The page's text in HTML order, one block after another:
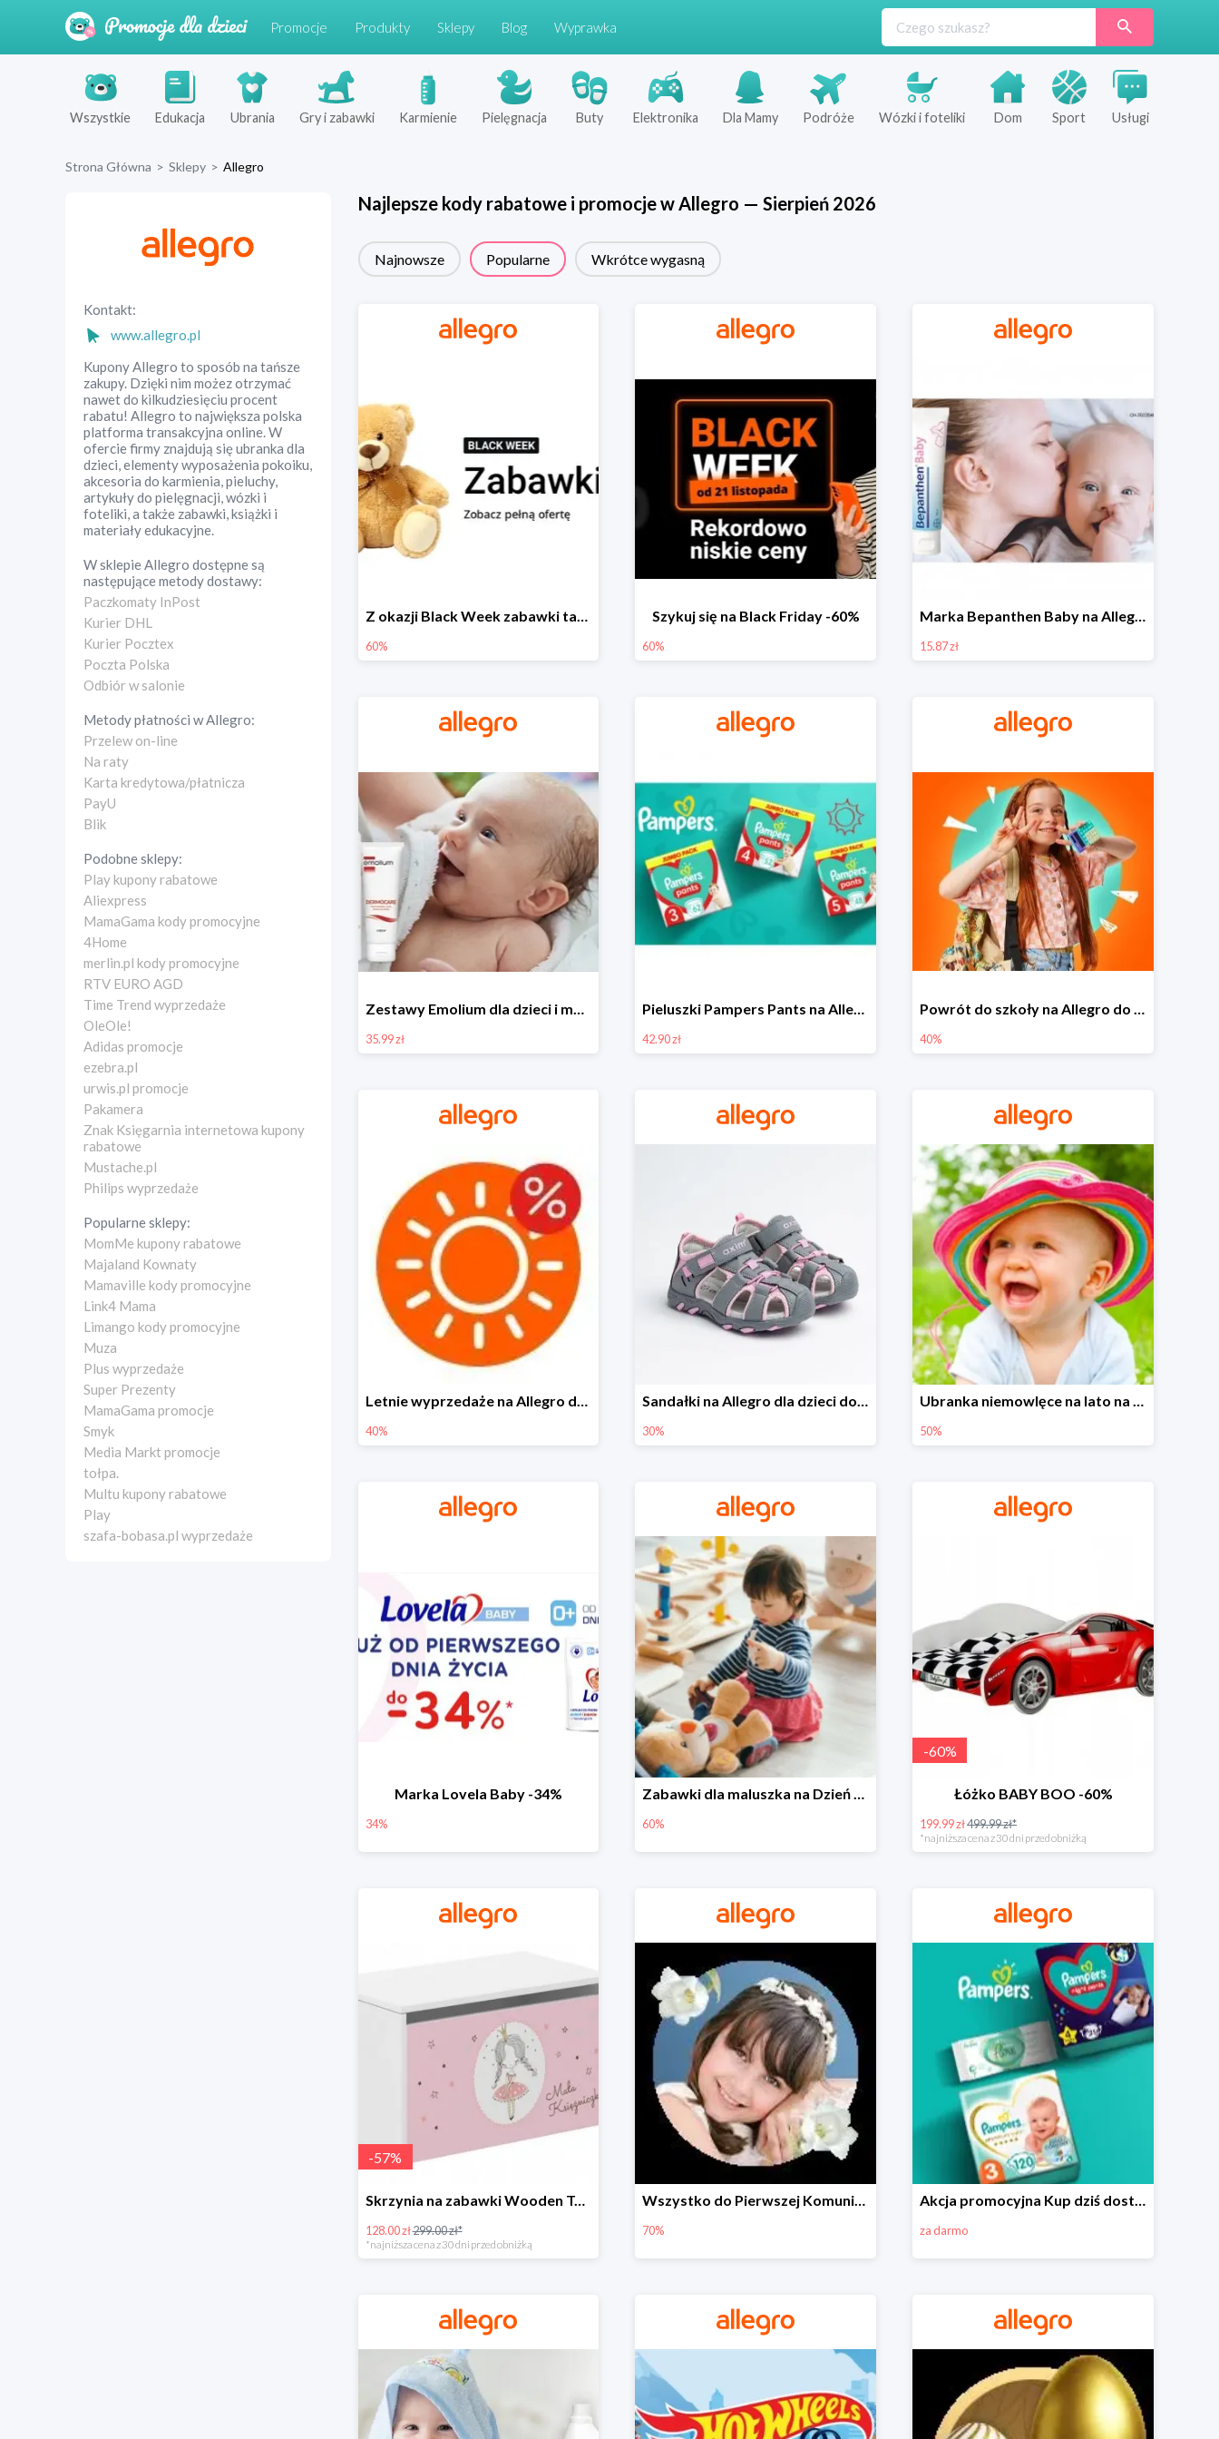
Promocje Produkty Sklepy Blog Wyprawka
Wszystkie Edukacja Ubrania Gry i zabawki Karmienie Pielęgnacja Buty Elektronika Dla Mamy Podróże Wózki i foteliki Dom Sport Usługi
Strona Główna > Sklepy > Allegro
Kontakt:
www.allegro.pl
Kupony Allegro to sposób na tańsze
zakupy. Dzięki nim możez otrzymać
nawet do kilkudziesięciu procent
rabatu! Allegro to największa polska
platforma transakcyjna online. W
ofercie firmy znajdują się ubranka dla
dzieci, elementy wyposażenia pokoiku,
akcesoria do karmienia, pieluchy,
artykuły do pielęgnacji, wózki i
foteliki, a także zabawki, książki i
materiały edukacyjne.
W sklepieAllegro dostępne są
następujące metody dostawy:
Paczkomaty InPost
Kurier DHL
Kurier Pocztex
Poczta Polska
Odbiór w salonie
Metody płatności wAllegro:
Przelew on-line
Na raty
Karta kredytowa/płatnicza
PayU
Blik
Podobne sklepy:
Play kupony rabatowe
Aliexpress
MamaGama kody promocyjne
4Home
merlin.pl kody promocyjne
RTV EURO AGD
Time Trend wyprzedaże
OleOle!
Adidas promocje
ezebra.pl
urwis.pl promocje
Pakamera
Znak Księgarnia internetowa kupony
rabatowe
Mustache.pl
Philips wyprzedaże
Popularne sklepy:
MomMe kupony rabatowe
Majaland Kownaty
Mamaville kody promocyjne
Link4 Mama
Limango kody promocyjne
Muza
Plus wyprzedaże
Super Prezenty
MamaGama promocje
Smyk
Media Markt promocje
tołpa.
Multu kupony rabatowe
Play
szafa-bobasa.pl wyprzedaże
Najlepsze kody rabatowe i promocje wAllegro — Sierpień 2026
Najnowsze Popularne Wkrótce wygasną
Z okazji Black Week zabawki taniej na allegro.pl
60%
Szykuj się na Black Friday -60%
60%
Marka Bepanthen Baby na Allegro od 15,87 zł!
15.87 zł
Zestawy Emolium dla dzieci i mam na Allegro od 35,99 zł
35.99 zł
Pieluszki Pampers Pants na Allegro od 42,90 zł
42.90 zł
Powrót do szkoły na Allegro do -40%
40%
Letnie wyprzedaże na Allegro do -40%
40%
Sandałki na Allegro dla dzieci do -30%
30%
Ubranka niemowlęce na lato na Allegro do -50%
50%
Marka Lovela Baby -34%
34%
Zabawki dla maluszka na Dzień Dziecka na Allegro do -60%
60%
-60%
Łóżko BABY BOO -60%
199.99 zł499.99 zł*
*najniższa cena z 30 dni przed obniżką
-57%
Skrzynia na zabawki Wooden Toys -57%
128.00 zł299.00 zł*
*najniższa cena z 30 dni przed obniżką
Wszystko do Pierwszej Komunii na Allegro do -70%
70%
Akcja promocyjna Kup dziś dostawa jutro
za darmo